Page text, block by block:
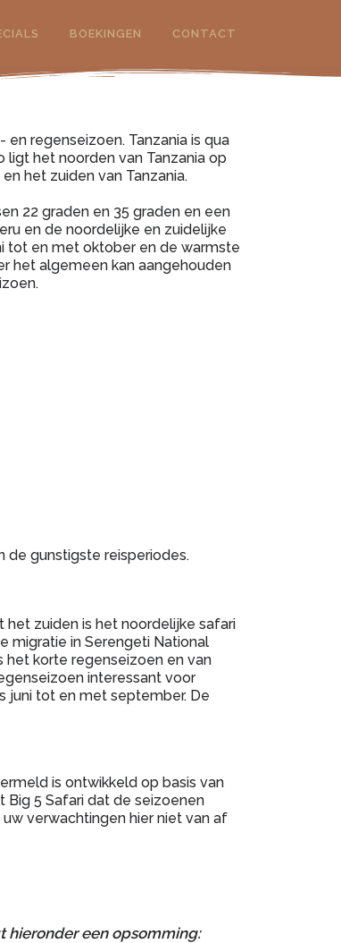
BOEKINGEN CONTACT
regenseizoen. Tanzania is qua
het noorden van Tanzania op
het zuiden van Tanzania.
22 graden en 35 graden en een
en de noordelijke en zuidelijke
tot en met oktober en de warmste
het algemeen kan aangehouden
gunstigste reisperiodes.
het zuiden is het noordelijke safari
migratie in Serengeti National
het korte regenseizoen en van
interessant voor
juni tot en met september. De
is ontwikkeld op basis van
Big 5 Safari dat de seizoenen
verwachtingen hier niet van af
een opsomming: